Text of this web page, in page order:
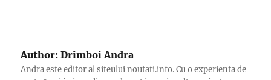
Author: Drimboi Andra
Andra este editor al siteului noutati.info. Cu o experienta de